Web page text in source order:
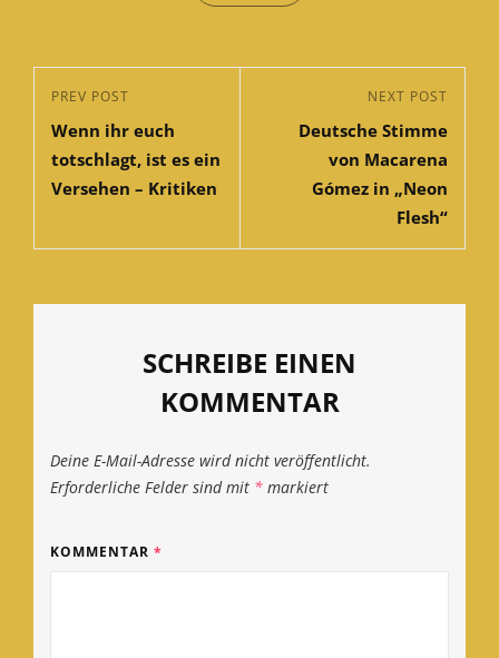
Beitragsnavigation
Previous
Post
PREV POST
Wenn ihr euch
totschlagt, ist es ein
Versehen – Kritiken
Post
NEXT POST
Deutsche Stimme
von Macarena
Gómez in „Neon
Flesh“
SCHREIBE EINEN
KOMMENTAR
Deine E-Mail-Adresse wird nicht veröffentlicht.
Erforderliche Felder sind mit * markiert
KOMMENTAR *